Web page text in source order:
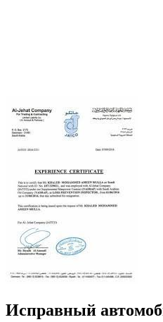
Исправный